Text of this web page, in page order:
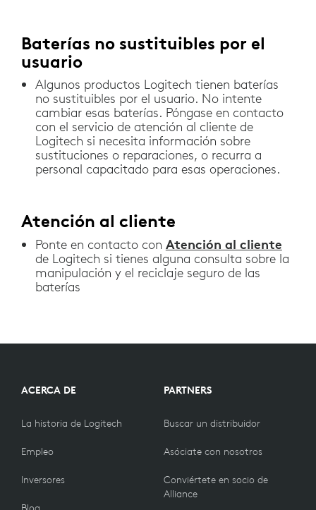
Baterías no sustituibles por el
usuario
Algunos productos Logitech tienen baterías
no sustituibles por el usuario. No intente
cambiar esas baterías. Póngase en contacto
con el servicio de atención al cliente de
Logitech si necesita información sobre
sustituciones o reparaciones, o recurra a
personal capacitado para esas operaciones.
Atención al cliente
Ponte en contacto con Atención al cliente
de Logitech si tienes alguna consulta sobre la
manipulación y el reciclaje seguro de las
baterías
ACERCA DE
La historia de Logitech
Empleo
Inversores
PARTNERS
Buscar un distribuidor
Asóciate con nosotros
Conviértete en socio de
Alliance